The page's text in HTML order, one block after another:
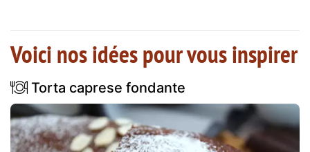
Voici nos idées pour vous inspirer
Torta caprese fondante